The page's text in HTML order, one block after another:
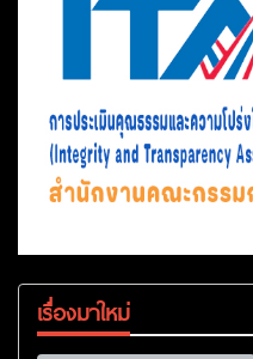
เรื่องมาใหม่